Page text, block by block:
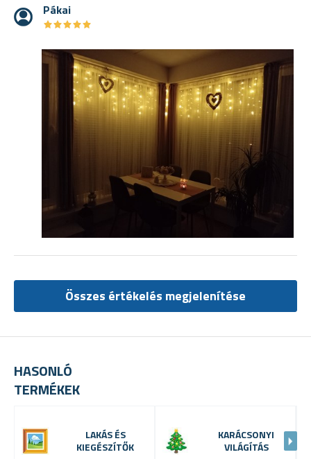
HASONLÓ
TERMÉKEK
LAKÁS ÉS
KIEGÉSZÍTŐK
KARÁCSONYI
VILÁGÍTÁS
Pákai
★★★★★
★★★★★
Összes értékelés megjelenítése